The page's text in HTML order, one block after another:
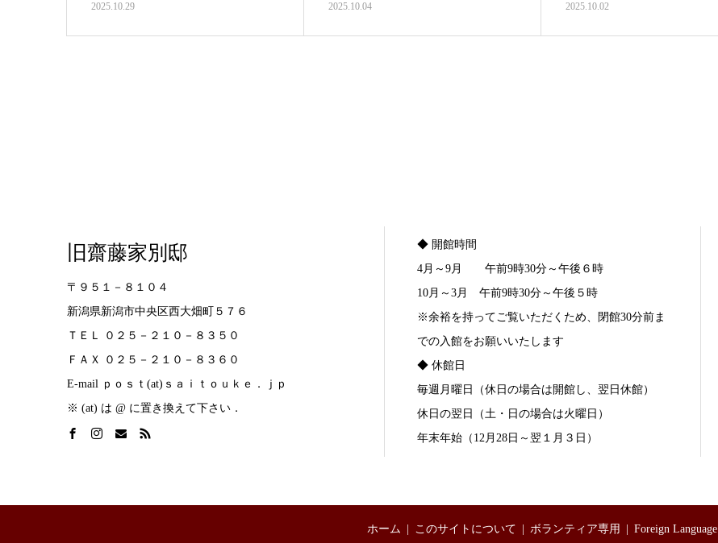
2025.10.29 2025.10.04 2025.10.02
旧齋藤家別邸
〒９５１－８１０４
新潟県新潟市中央区西大畑町５７６
ＴＥＬ ０２５－２１０－８３５０
ＦＡＸ ０２５－２１０－８３６０
E-mail ｐｏｓｔ(at)ｓａｉｔｏｕｋｅ．ｊｐ
※ (at) は @ に置き換えて下さい．
◆ 開館時間
4月～9月 午前9時30分～午後６時
10月～3月 午前9時30分～午後５時
※余裕を持ってご覧いただくため、閉館30分前ま
での入館をお願いいたします
◆ 休館日
毎週月曜日（休日の場合は開館し、翌日休館）
休日の翌日（土・日の場合は火曜日）
年末年始（12月28日～翌１月３日）
ホーム このサイトについて ボランティア専用 Foreign Language